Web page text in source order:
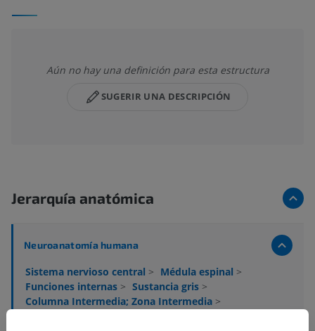
Aún no hay una definición para esta estructura
SUGERIR UNA DESCRIPCIÓN
Jerarquía anatómica
Neuroanatomía humana
Sistema nervioso central > Médula espinal >
Funciones internas > Sustancia gris >
Columna Intermedia; Zona Intermedia >